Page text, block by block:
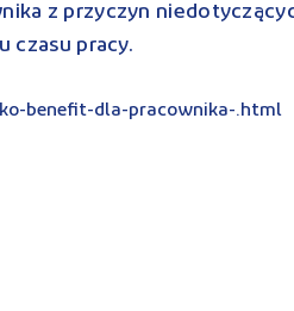
z przyczyn
czasu pracy.
benefit-dla-pracownika-.html